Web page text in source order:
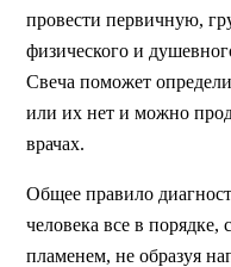
провести первичную,
физического и
Свеча поможет
или их нет и можно
врачах.
Общее правило
человека все в
пламенем, не образуя